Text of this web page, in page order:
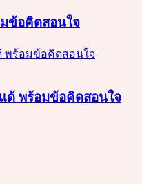
ข้อคิดสอนใจ
ด้ พร้อมข้อคิดสอนใจ